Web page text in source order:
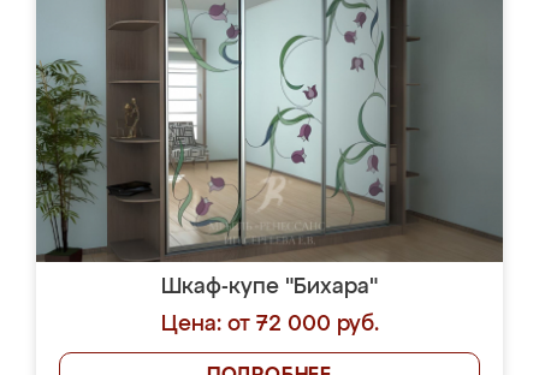
Шкаф-купе "Бихара"
Цена: от 72 000 руб.